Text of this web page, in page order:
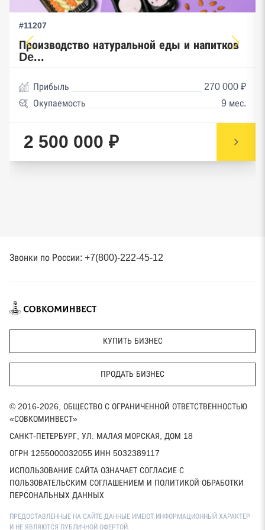
#11207
Производство натуральной еды и напитков
De...
Прибыль
270 000 ₽
Окупаемость
9 мес.
2 500 000 ₽
Звонки по России: +7(800)-222-45-12
КУПИТЬ БИЗНЕС
ПРОДАТЬ БИЗНЕС
© 2016-2026, ОБЩЕСТВО С ОГРАНИЧЕННОЙ ОТВЕТСТВЕННОСТЬЮ
«СОВКОМИНВЕСТ»
САНКТ-ПЕТЕРБУРГ, УЛ. МАЛАЯ МОРСКАЯ, ДОМ 18
ОГРН 1255000032055 ИНН 5032389117
ИСПОЛЬЗОВАНИЕ САЙТА ОЗНАЧАЕТ СОГЛАСИЕ С
ПОЛЬЗОВАТЕЛЬСКИМ СОГЛАШЕНИЕМ И ПОЛИТИКОЙ ОБРАБОТКИ
ПЕРСОНАЛЬНЫХ ДАННЫХ
ПРЕДОСТАВЛЕННЫЕ НА САЙТЕ ДАННЫЕ ИМЕЮТ ИНФОРМАЦИОННЫЙ ХАРАКТЕР
И НЕ ЯВЛЯЮТСЯ ПУБЛИЧНОЙ ОФЕРТОЙ.